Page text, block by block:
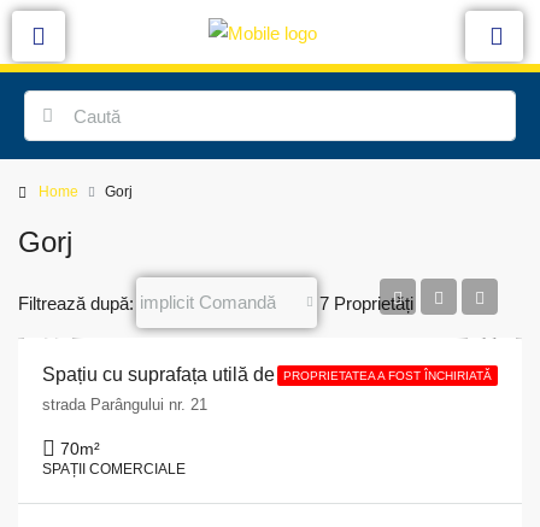
Home Gorj
Gorj
7 Proprietăți
Filtrează după: implicit Comandă
PROPRIETATEA A FOST ÎNCHIRIATĂ
Spațiu cu suprafața utilă de 70 mp situat în imobilul din Oraș Bumbești Jiu, str. Parângului nr. 21, județul Gorj
strada Parângului nr. 21
70m²
SPAȚII COMERCIALE